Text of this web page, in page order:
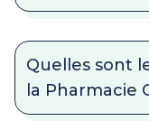
Quelles sont
la Pharmacie